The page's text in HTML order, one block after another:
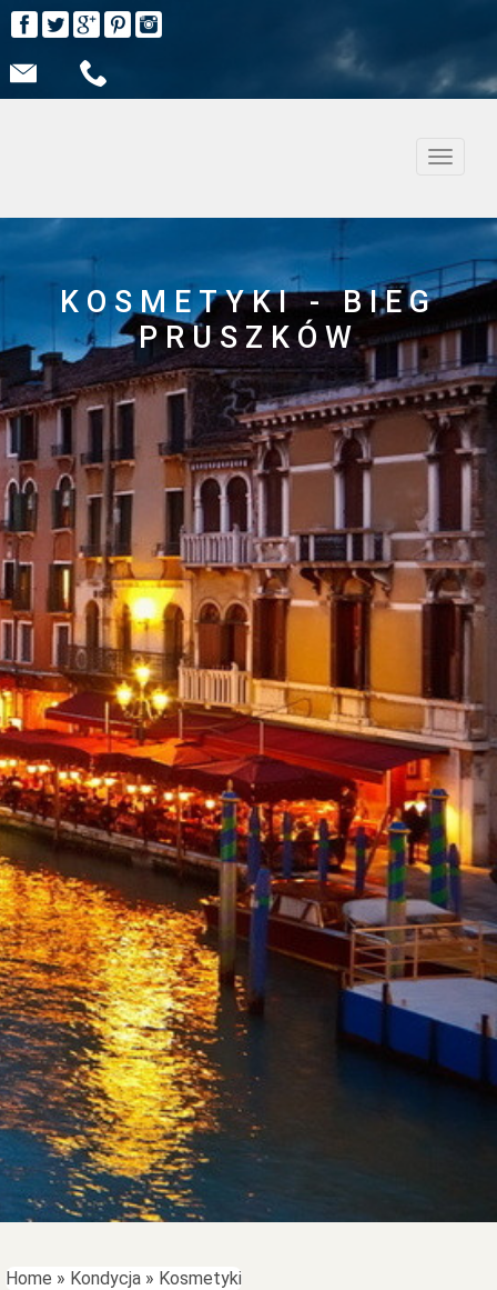
KOSMETYKI - BIEG
PRUSZKÓW
Home » Kondycja » Kosmetyki